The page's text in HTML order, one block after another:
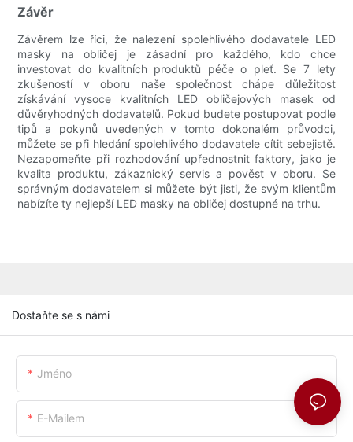
Závěr
Závěrem lze říci, že nalezení spolehlivého dodavatele LED
masky na obličej je zásadní pro každého, kdo chce
investovat do kvalitních produktů péče o pleť. Se 7 lety
zkušeností v oboru naše společnost chápe důležitost
získávání vysoce kvalitních LED obličejových masek od
důvěryhodných dodavatelů. Pokud budete postupovat podle
tipů a pokynů uvedených v tomto dokonalém průvodci,
můžete se při hledání spolehlivého dodavatele cítit sebejistě.
Nezapomeňte při rozhodování upřednostnit faktory, jako je
kvalita produktu, zákaznický servis a pověst v oboru. Se
správným dodavatelem si můžete být jisti, že svým klientům
nabízíte ty nejlepší LED masky na obličej dostupné na trhu.
Dostaňte se s námi
Jméno
E-Mailem